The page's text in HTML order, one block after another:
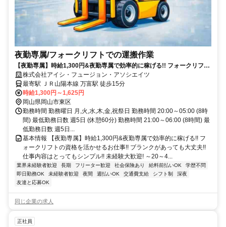
夜勤専属/フォークリフトでの運搬作業
【夜勤専属】時給1,300円&夜勤専属で効率的に稼げる!! フォークリフト
の資格を活かせるお仕事!!
株式会社アイシ・フュージョン・アソシエイツ
最寄駅 ＪＲ山陽本線 万富駅 徒歩15分
時給1,300円～1,625円
岡山県岡山市東区
勤務時間 勤務曜日 月,火,水,木,金,祝祭日 勤務時間 20:00～05:00 (8時
間) 最低勤務日数 週5日 (休憩60分) 勤務時間 21:00～06:00 (8時間) 最
低勤務日数 週5日...
基本情報 【夜勤専属】時給1,300円&夜勤専属で効率的に稼げる!! フ
ォークリフトの資格を活かせるお仕事!! ブランクがあっても大丈夫!!
仕事内容はとってもシンプル!! 未経験大歓迎! ～20～4...
業界未経験者歓迎 長期 フリーター歓迎 社会保険あり 給料前払いOK
学歴不問
即日勤務OK
未経験者歓迎 夜間 週払いOK 交通費支給 シフト制
深夜
友達と応募OK
同じ企業の求人
正社員